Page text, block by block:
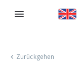
Zurückgehen